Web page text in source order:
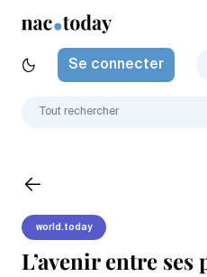
Se connecter
world.today
L’avenir entre